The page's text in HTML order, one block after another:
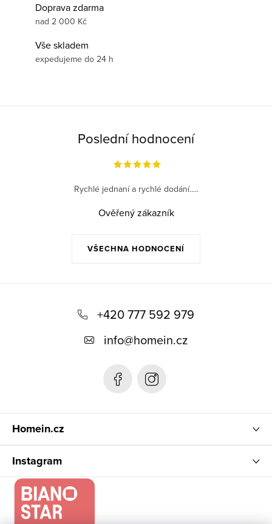
Doprava zdarma
nad 2 000 Kč
Vše skladem
expedujeme do 24 h
Poslední hodnocení
VŠECHNA HODNOCENÍ
Rychlé jednaní a rychlé dodání.....
Ověřený zákazník
+420 777 592 979
info@homein.cz
Homein.cz
Instagram